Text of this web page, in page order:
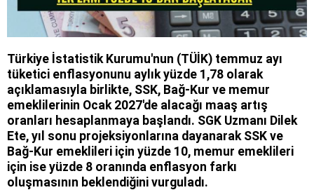
Türkiye İstatistik Kurumu'nun (TÜİK) temmuz ayı
tüketici enflasyonunu aylık yüzde 1,78 olarak
açıklamasıyla birlikte, SSK, Bağ-Kur ve memur
emeklilerinin Ocak 2027'de alacağı maaş artış
oranları hesaplanmaya başlandı. SGK Uzmanı Dilek
Ete, yıl sonu projeksiyonlarına dayanarak SSK ve
Bağ-Kur emeklileri için yüzde 10, memur emeklileri
için ise yüzde 8 oranında enflasyon farkı
oluşmasının beklendiğini vurguladı.